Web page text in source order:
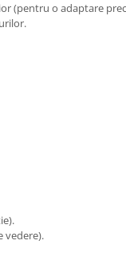
(pentru o adaptare
vedere).